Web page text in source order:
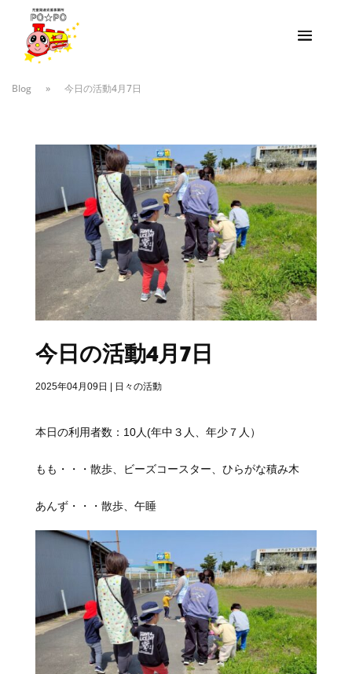
Blog » 今日の活動4月7日
今日の活動4月7日
2025年04月09日 日々の活動
本日の利用者数：10人(年中３人、年少７人）
もも・・・散歩、ビーズコースター、ひらがな積み木
あんず・・・散歩、午睡